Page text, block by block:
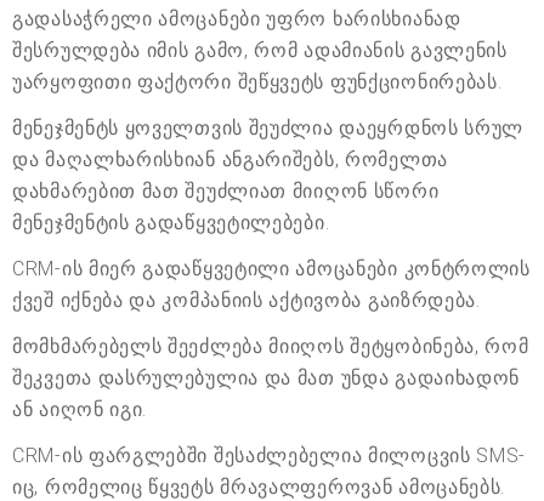
გადასაჭრელი ამოცანები უფრო ხარისხიანად
შესრულდება იმის გამო, რომ ადამიანის გავლენის
უარყოფითი ფაქტორი შეწყვეტს ფუნქციონირებას.
მენეჯმენტს ყოველთვის შეუძლია დაეყრდნოს სრულ
და მაღალხარისხიან ანგარიშებს, რომელთა
დახმარებით მათ შეუძლიათ მიიღონ სწორი
მენეჯმენტის გადაწყვეტილებები.
CRM-ის მიერ გადაწყვეტილი ამოცანები კონტროლის
ქვეშ იქნება და კომპანიის აქტივობა გაიზრდება.
მომხმარებელს შეეძლება მიიღოს შეტყობინება, რომ
შეკვეთა დასრულებულია და მათ უნდა გადაიხადონ
ან აიღონ იგი.
CRM-ის ფარგლებში შესაძლებელია მილოცვის SMS-
იც, რომელიც წყვეტს მრავალფეროვან ამოცანებს.